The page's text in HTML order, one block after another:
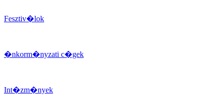
Fesztiv�lok
�nkorm�nyzati c�gek
Int�zm�nyek